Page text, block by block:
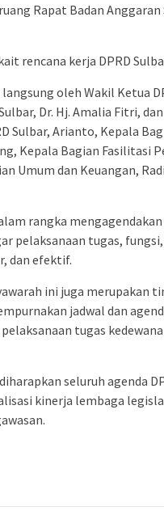
Rapat Badan
rencana kerja DPRD
oleh Wakil Ketua
Dr. Hj. Amalia Fitri,
Sulbar, Arianto, Kepala
Kepala Bagian Fasilitasi
Umum dan Keuangan,
rangka
pelaksanaan tugas,
dan efektif.
ini juga merupakan
jadwal dan
tugas
seluruh agenda
kinerja lembaga